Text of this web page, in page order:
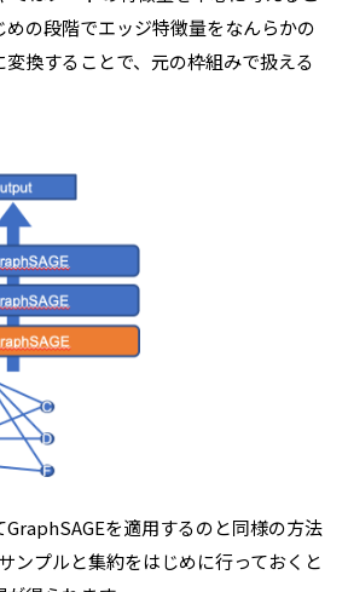
めの段階でエッジ特徴量をなんらかの
換することで、元の枠組みで扱える
GraphSAGEを適用するのと同様の方法
ンプルと集約をはじめに行っておくと